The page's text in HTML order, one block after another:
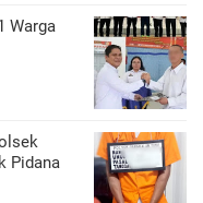
Warga
Pidana